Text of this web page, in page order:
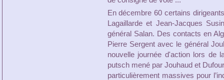
En décembre 60 certains
Lagaillarde et Jean-Jacques
général Salan. Des contacts en
Pierre Sergent avec le général
nouvelle journée d'action lors de
putsch mené par Jouhaud et
particulièrement massives pour